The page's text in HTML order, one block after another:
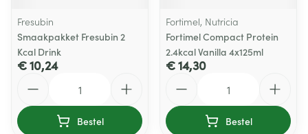
Fresubin
Smaakpakket Fresubin 2
Kcal Drink
€ 10,24
Bestel
Fortimel, Nutricia
Fortimel Compact Protein
2.4kcal Vanilla 4x125ml
€ 14,30
Bestel